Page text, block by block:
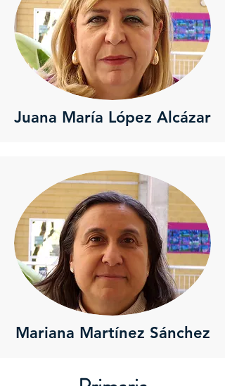
Juana María López Alcázar
Mariana Martínez Sánchez